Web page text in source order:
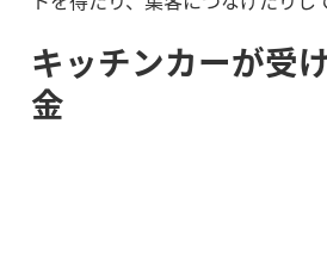
キッチンカーが受
金